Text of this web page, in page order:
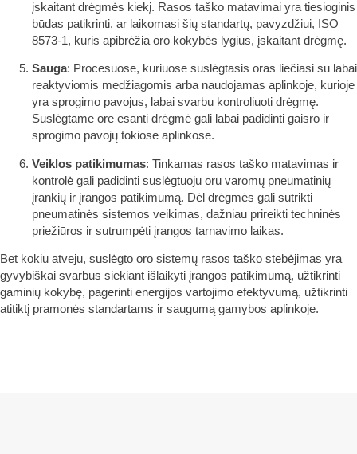
įskaitant drėgmės kiekį. Rasos taško matavimai yra tiesioginis
būdas patikrinti, ar laikomasi šių standartų, pavyzdžiui, ISO
8573-1, kuris apibrėžia oro kokybės lygius, įskaitant drėgmę.
Sauga: Procesuose, kuriuose suslėgtasis oras liečiasi su labai
reaktyviomis medžiagomis arba naudojamas aplinkoje, kurioje
yra sprogimo pavojus, labai svarbu kontroliuoti drėgmę.
Suslėgtame ore esanti drėgmė gali labai padidinti gaisro ir
sprogimo pavojų tokiose aplinkose.
Veiklos patikimumas: Tinkamas rasos taško matavimas ir
kontrolė gali padidinti suslėgtuoju oru varomų pneumatinių
įrankių ir įrangos patikimumą. Dėl drėgmės gali sutrikti
pneumatinės sistemos veikimas, dažniau prireikti techninės
priežiūros ir sutrumpėti įrangos tarnavimo laikas.
Bet kokiu atveju, suslėgto oro sistemų rasos taško stebėjimas yra
gyvybiškai svarbus siekiant išlaikyti įrangos patikimumą, užtikrinti
gaminių kokybę, pagerinti energijos vartojimo efektyvumą, užtikrinti
atitiktį pramonės standartams ir saugumą gamybos aplinkoje.